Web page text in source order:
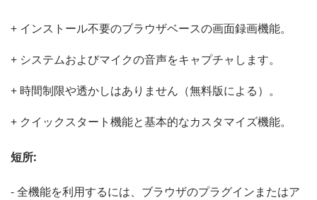
+ インストール不要のブラウザベースの画面録画機能。
+ システムおよびマイクの音声をキャプチャします。
+ 時間制限や透かしはありません（無料版による）。
+ クイックスタート機能と基本的なカスタマイズ機能。
短所:
- 全機能を利用するには、ブラウザのプラグインまたはア